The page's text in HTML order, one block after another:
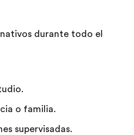
durante todo el
o familia.
supervisadas.